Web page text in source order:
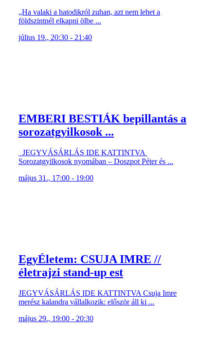
„Ha valaki a hatodikról zuhan, azt nem lehet a
földszintnél elkapni ölbe ...
július 19., 20:30 - 21:40
EMBERI BESTIÁK bepillantás a
sorozatgyilkosok ...
JEGYVÁSÁRLÁS IDE KATTINTVA
Sorozatgyilkosok nyomában – Doszpot Péter és ...
május 31., 17:00 - 19:00
EgyÉletem: CSUJA IMRE //
életrajzi stand-up est
JEGYVÁSÁRLÁS IDE KATTINTVA Csuja Imre
merész kalandra vállalkozik: először áll ki ...
május 29., 19:00 - 20:30